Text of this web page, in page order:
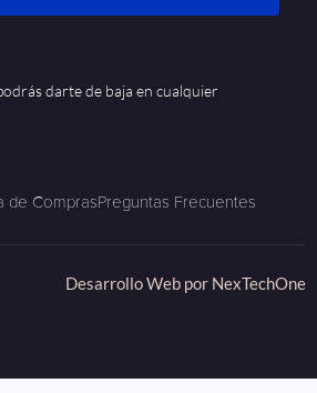
darte de baja en cualquier
de ComprasPreguntas Frecuentes
Desarrollo Web por NexTechOne